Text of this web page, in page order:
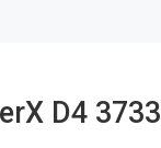
D4 3733